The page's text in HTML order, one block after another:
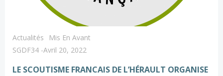
Actualités
Mis En Avant
SGDF34 -Avril 20, 2022
LE SCOUTISME FRANCAIS DE L’HÉRAULT ORGANISE